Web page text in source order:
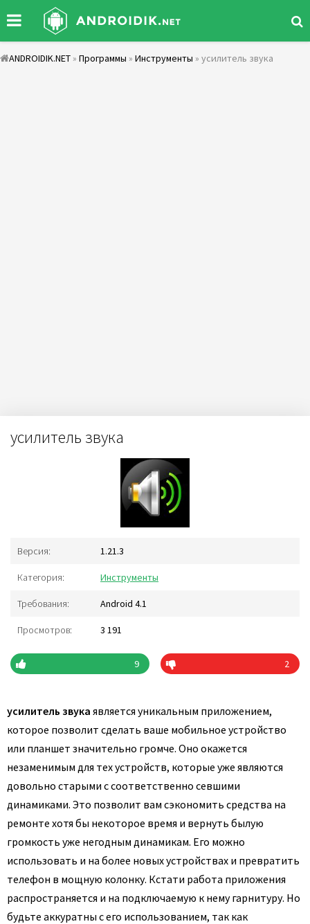
ANDROIDIK.NET » Программы » Инструменты » усилитель звука
усилитель звука
Версия: 1.21.3
Категория: Инструменты
Требования: Android 4.1
Просмотров: 3 191
9 2
усилитель звука является уникальным приложением,
которое позволит сделать ваше мобильное устройство
или планшет значительно громче. Оно окажется
незаменимым для тех устройств, которые уже являются
довольно старыми с соответственно севшими
динамиками. Это позволит вам сэкономить средства на
ремонте хотя бы некоторое время и вернуть былую
громкость уже негодным динамикам. Его можно
использовать и на более новых устройствах и превратить
телефон в мощную колонку. Кстати работа приложения
распространяется и на подключаемую к нему гарнитуру. Но
будьте аккуратны с его использованием, так как